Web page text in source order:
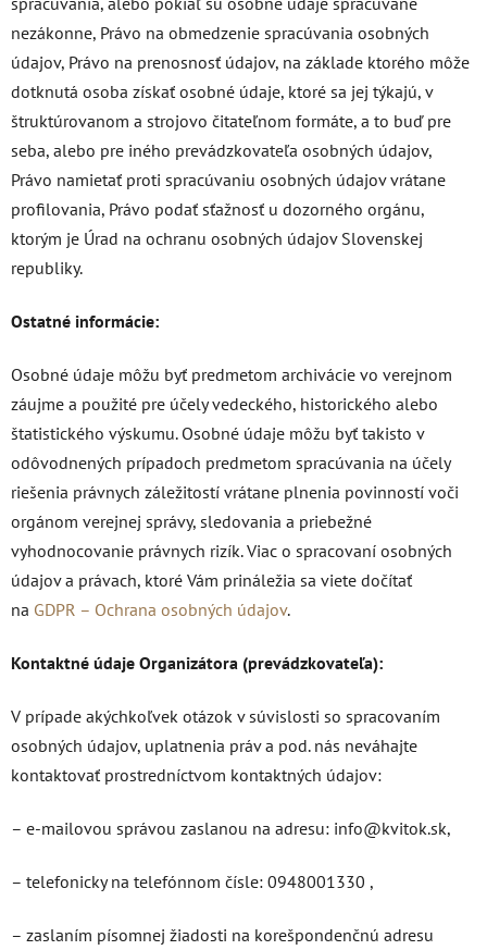
nezákonne, Právo na obmedzenie spracúvania osobných
údajov, Právo na prenosnosť údajov, na základe ktorého môže
dotknutá osoba získať osobné údaje, ktoré sa jej týkajú, v
štruktúrovanom a strojovo čitateľnom formáte, a to buď pre
seba, alebo pre iného prevádzkovateľa osobných údajov,
Právo namietať proti spracúvaniu osobných údajov vrátane
profilovania, Právo podať sťažnosť u dozorného orgánu,
ktorým je Úrad na ochranu osobných údajov Slovenskej
republiky.
Ostatné informácie:
Osobné údaje môžu byť predmetom archivácie vo verejnom
záujme a použité pre účely vedeckého, historického alebo
štatistického výskumu. Osobné údaje môžu byť takisto v
odôvodnených prípadoch predmetom spracúvania na účely
riešenia právnych záležitostí vrátane plnenia povinností voči
orgánom verejnej správy, sledovania a priebežné
vyhodnocovanie právnych rizík. Viac o spracovaní osobných
údajov a právach, ktoré Vám prináležia sa viete dočítať
na GDPR – Ochrana osobných údajov.
Kontaktné údaje Organizátora (prevádzkovateľa):
V prípade akýchkoľvek otázok v súvislosti so spracovaním
osobných údajov, uplatnenia práv a pod. nás neváhajte
kontaktovať prostredníctvom kontaktných údajov:
– e-mailovou správou zaslanou na adresu: info@kvitok.sk,
– telefonicky na telefónnom čísle: 0948001330 ,
– zaslaním písomnej žiadosti na korešpondenčnú adresu